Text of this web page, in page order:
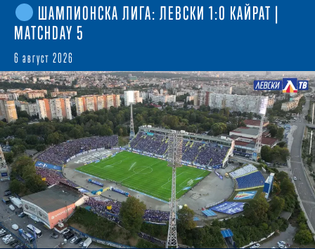
ШАМПИОНСКА ЛИГА: ЛЕВСКИ 1:0 КАЙРАТ |
MATCHDAY 5
6 август 2026